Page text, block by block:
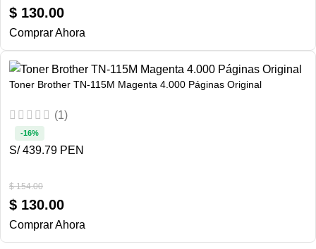
$ 130.00
Comprar Ahora
Toner Brother TN-115M Magenta 4.000 Páginas Original
(1)
$154.00
$ 130.00
-16%
S/ 439.79 PEN
Comprar Ahora